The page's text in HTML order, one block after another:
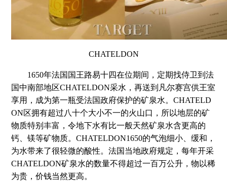
CHATELDON
1650年法国国王路易十四在位期间，定期找侍卫到法
国中南部地区CHATELDON采水，再送到凡尔赛宫供王室
享用，成为第一瓶受法国政府保护的矿泉水。CHATELD
ON区拥有超过八十个大小不一的火山口，所以地层的矿
物质特别丰富，令地下水有比一般天然矿泉水含更高的
钙、镁等矿物质。CHATELDON1650的气泡细小、缓和，
为水带来了很轻微的酸性。法国当地政府规定，每年开采
CHATELDON矿泉水的数量不得超过一百万公升，物以稀
为贵，价钱当然更高。